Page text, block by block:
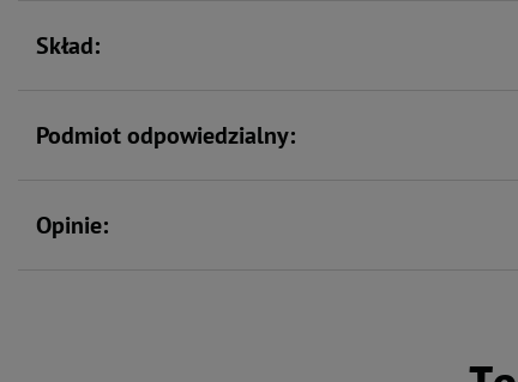
PRZEZNACZENIE
Skład:
Podmiot odpowiedzialny:
Opinie: